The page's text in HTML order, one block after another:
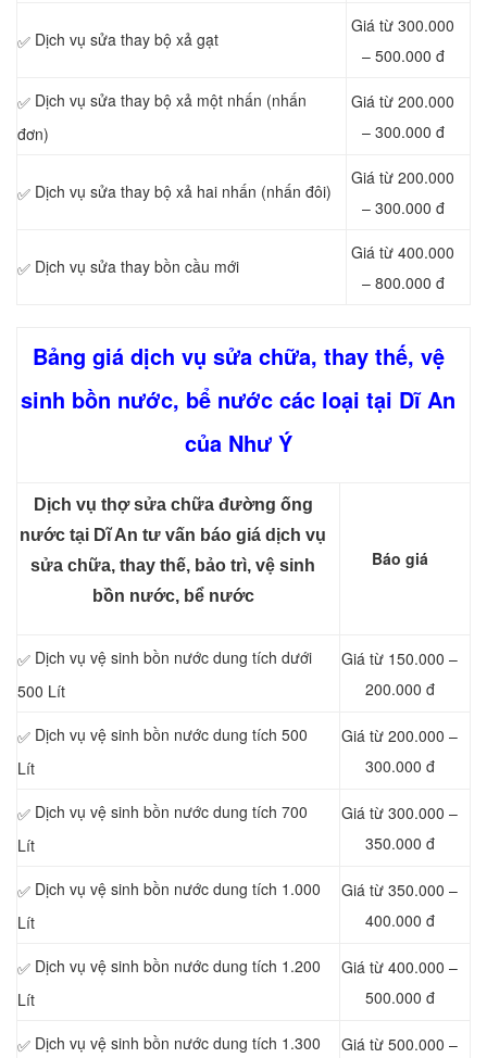
✅ Dịch vụ sửa thay bộ xả gạt
Giá từ 300.000
– 500.000 đ
✅ Dịch vụ sửa thay bộ xả một nhấn (nhấn
đơn)
Giá từ 200.000
– 300.000 đ
✅ Dịch vụ sửa thay bộ xả hai nhấn (nhấn đôi)
Giá từ 200.000
– 300.000 đ
✅ Dịch vụ sửa thay bồn cầu mới
Giá từ 400.000
– 800.000 đ
Bảng giá dịch vụ sửa chữa, thay thế, vệ
sinh bồn nước, bể nước các loại tại Dĩ An
của Như Ý
Dịch vụ thợ sửa chữa đường ống
nước tại Dĩ An tư vấn báo giá dịch vụ
sửa chữa, thay thế, bảo trì, vệ sinh
bồn nước, bể nước
Báo giá
✅ Dịch vụ vệ sinh bồn nước dung tích dưới
500 Lít
Giá từ 150.000 –
200.000 đ
✅ Dịch vụ vệ sinh bồn nước dung tích 500
Lít
Giá từ 200.000 –
300.000 đ
✅ Dịch vụ vệ sinh bồn nước dung tích 700
Lít
Giá từ 300.000 –
350.000 đ
✅ Dịch vụ vệ sinh bồn nước dung tích 1.000
Lít
Giá từ 350.000 –
400.000 đ
✅ Dịch vụ vệ sinh bồn nước dung tích 1.200
Lít
Giá từ 400.000 –
500.000 đ
✅ Dịch vụ vệ sinh bồn nước dung tích 1.300
Giá từ 500.000 –